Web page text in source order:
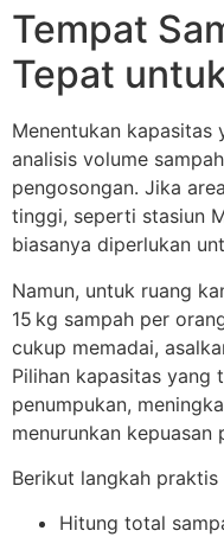
Tempat
Tepat
Menentukan kapasitas
analisis volume
pengosongan. Jika
tinggi, seperti stasiun
biasanya diperlukan
Namun, untuk ruang
15 kg sampah per
cukup memadai,
Pilihan kapasitas yang
penumpukan,
menurunkan kepuasan
Berikut langkah
Hitung total